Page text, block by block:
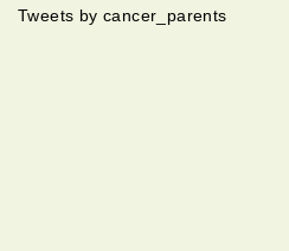
Tweets by cancer_parents